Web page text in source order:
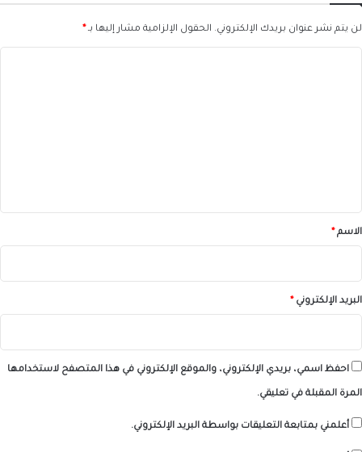
لن يتم نشر عنوان بريدك الإلكتروني. الحقول الإلزامية مشار إليها بـ*
*الاسم*
البريد الإلكتروني*
احفظ اسمي، بريدي الإلكتروني، والموقع الإلكتروني في هذا المتصفح لاستخدامها
المرة المقبلة في تعليقي.
أعلمني بمتابعة التعليقات بواسطة البريد الإلكتروني.